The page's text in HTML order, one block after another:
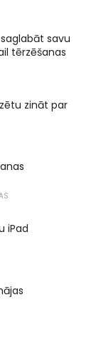
savu
tērzēšanas
zināt par
iPad